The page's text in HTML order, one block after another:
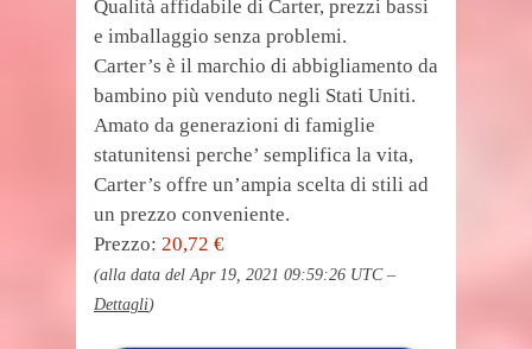
Qualità affidabile di Carter, prezzi bassi
e imballaggio senza problemi.
Carter’s è il marchio di abbigliamento da
bambino più venduto negli Stati Uniti.
Amato da generazioni di famiglie
statunitensi perche’ semplifica la vita,
Carter’s offre un’ampia scelta di stili ad
un prezzo conveniente.
Prezzo: 20,72 €
(alla data del Apr 19, 2021 09:59:26 UTC –
Dettagli)